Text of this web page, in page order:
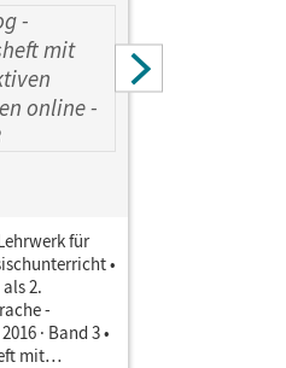
für
•
2.
-
· Band 3 •
mit